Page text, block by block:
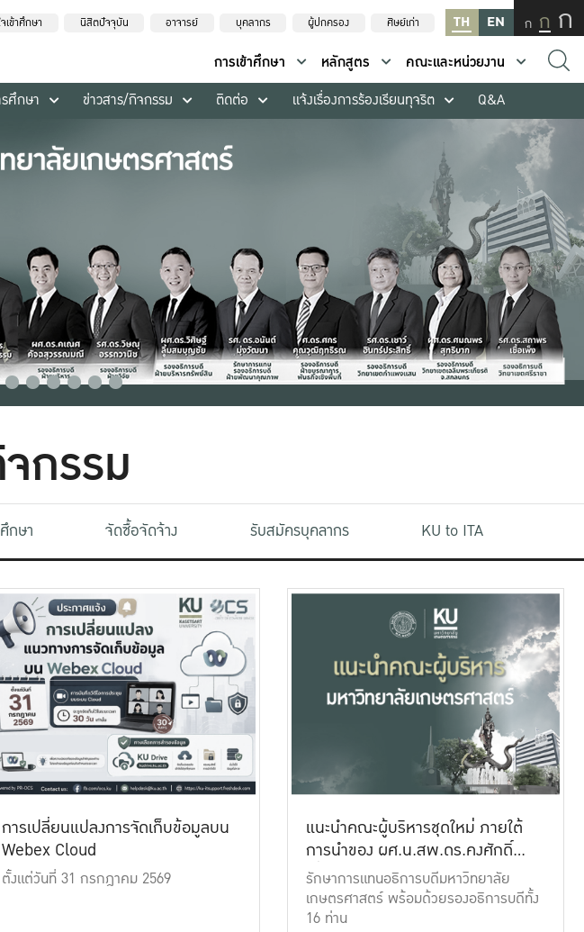
เข้าศึกษา นิสิตปัจจุบัน อาจารย์ บุคลากร ผู้ปกครอง ศิษย์เก่า TH EN ก ก ก
การเข้าศึกษา หลักสูตร
คณะและหน่วยงาน
ศึกษา ข่าวสาร/กิจกรรม ติดต่อ แจ้งเรื่องการร้องเรียนทุจริต Q&A
กรรม
กษา จัดซื้อจัดจ้าง รับสมัครบุคลากร KU to ITA
การเปลี่ยนแปลงการจัดเก็บข้อมูลบน
Webex Cloud
ตั้งแต่วันที่ 31 กรกฎาคม 2569
แนะนำคณะผู้บริหารชุดใหม่ ภายใต้
การนำของ ผศ.น.สพ.ดร.คงศักดิ์
เที่ยงธรรม
รักษาการแทนอธิการบดีมหาวิทยาลัย
เกษตรศาสตร์ พร้อมด้วยรองอธิการบดีทั้ง
16 ท่าน